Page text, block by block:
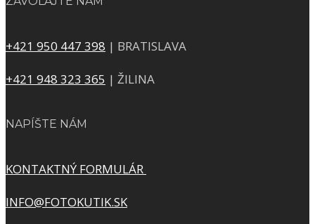
+421 950 447 398 | BRATISLAVA
+421 948 323 365 | ŽILINA
NAPÍŠTE NÁM
KONTAKTNÝ FORMULÁR
INFO@FOTOKUTIK.SK